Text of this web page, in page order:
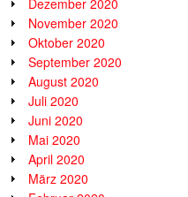
Dezember 2020
November 2020
Oktober 2020
September 2020
August 2020
Juli 2020
Juni 2020
Mai 2020
April 2020
März 2020